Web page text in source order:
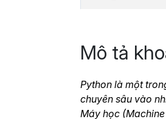
Mô tả
Python là một
chuyên sâu vào
Máy học